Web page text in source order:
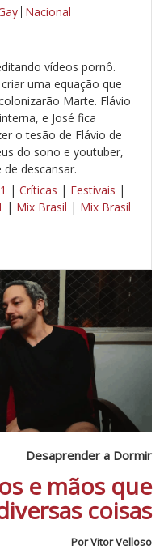
Nacional
vídeos pornô.
uma equação que
Marte. Flávio
e José fica
o tesão de Flávio de
do sono e youtuber,
descansar.
| Críticas | Festivais |
| Mix Brasil | Mix Brasil
Desaprender a Dormir
e mãos que
coisas
Por Vitor Velloso